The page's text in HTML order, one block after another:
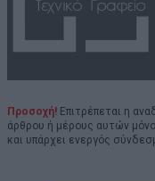
Προσοχή! Επιτρέπεται η
άρθρου ή μέρους αυτών
και υπάρχει ενεργός